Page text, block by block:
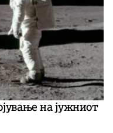
на јужниот